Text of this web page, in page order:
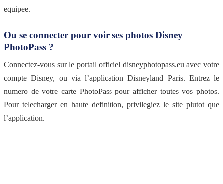
equipee.
Ou se connecter pour voir ses photos Disney
PhotoPass ?
Connectez-vous sur le portail officiel disneyphotopass.eu avec votre
compte Disney, ou via l’application Disneyland Paris. Entrez le
numero de votre carte PhotoPass pour afficher toutes vos photos.
Pour telecharger en haute definition, privilegiez le site plutot que
l’application.